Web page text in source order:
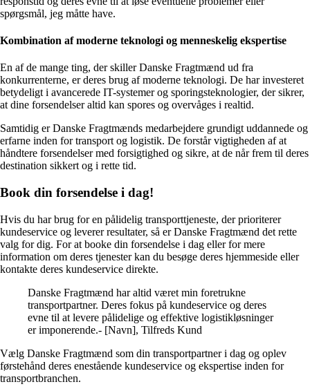
spørgsmål, jeg måtte have.
Kombination af moderne teknologi og menneskelig ekspertise
En af de mange ting, der skiller Danske Fragtmænd ud fra
konkurrenterne, er deres brug af moderne teknologi. De har investeret
betydeligt i avancerede IT-systemer og sporingsteknologier, der sikrer,
at dine forsendelser altid kan spores og overvåges i realtid.
Samtidig er Danske Fragtmænds medarbejdere grundigt uddannede og
erfarne inden for transport og logistik. De forstår vigtigheden af at
håndtere forsendelser med forsigtighed og sikre, at de når frem til deres
destination sikkert og i rette tid.
Book din forsendelse i dag!
Hvis du har brug for en pålidelig transporttjeneste, der prioriterer
kundeservice og leverer resultater, så er Danske Fragtmænd det rette
valg for dig. For at booke din forsendelse i dag eller for mere
information om deres tjenester kan du besøge deres hjemmeside eller
kontakte deres kundeservice direkte.
Danske Fragtmænd har altid været min foretrukne
transportpartner. Deres fokus på kundeservice og deres
evne til at levere pålidelige og effektive logistikløsninger
er imponerende.- [Navn], Tilfreds Kund
Vælg Danske Fragtmænd som din transportpartner i dag og oplev
førstehånd deres enestående kundeservice og ekspertise inden for
transportbranchen.